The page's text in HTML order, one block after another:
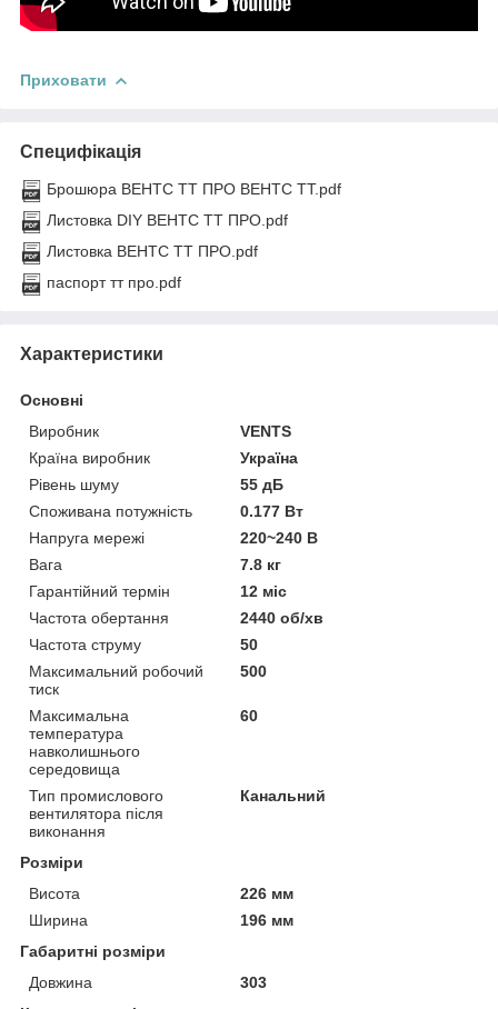
Приховати
Специфікація
Брошюра ВЕНТС ТТ ПРО ВЕНТС ТТ.pdf
Листовка DIY ВЕНТС ТТ ПРО.pdf
Листовка ВЕНТС ТТ ПРО.pdf
паспорт тт про.pdf
Характеристики
Основні
Виробник
VENTS
Країна виробник
Україна
Рівень шуму
55 дБ
Споживана потужність
0.177 Вт
Напруга мережі
220~240 В
Вага
7.8 кг
Гарантійний термін
12 міс
Частота обертання
2440 об/хв
Частота струму
50
Максимальний робочий
тиск
500
Максимальна
температура
навколишнього
середовища
60
Тип промислового
вентилятора після
виконання
Канальний
Розміри
Висота
226 мм
Ширина
196 мм
Габаритні розміри
Довжина
303